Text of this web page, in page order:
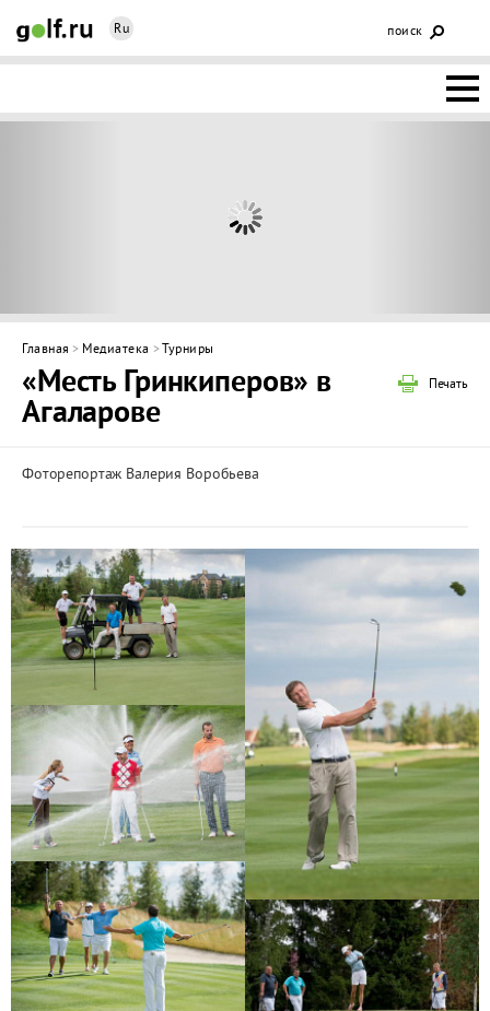
Ru поиск
ГОЛЬФ-
ИНТЕРАКТИВ
НЕДВИЖИМОСТЬ
Главная > Медиатека > Турниры
Печать
«Месть Гринкиперов» в
Агаларове
Фоторепортаж Валерия Воробьева